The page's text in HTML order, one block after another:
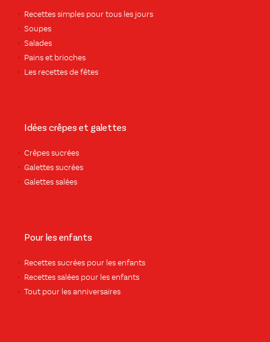
Recettes simples pour tous les jours
Soupes
Salades
Pains et brioches
Les recettes de fêtes
Idées crêpes et galettes
Crêpes sucrées
Galettes sucrées
Galettes salées
Pour les enfants
Recettes sucrées pour les enfants
Recettes salées pour les enfants
Tout pour les anniversaires